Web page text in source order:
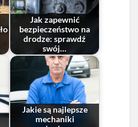
Jak zapewnić
bezpieczeństwo na
drodze: sprawdź
swój…
Jakie są najlepsze
mechaniki